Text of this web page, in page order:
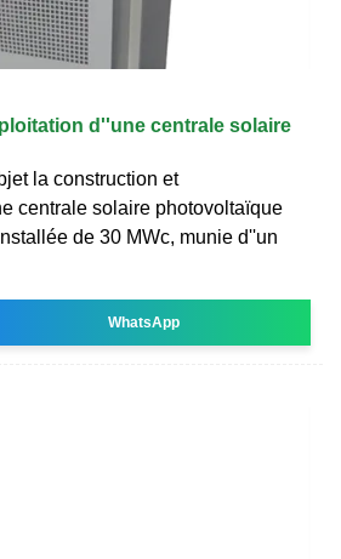
d''une centrale solaire
la construction et
centrale solaire photovoltaïque
de 30 MWc, munie d''un
WhatsApp